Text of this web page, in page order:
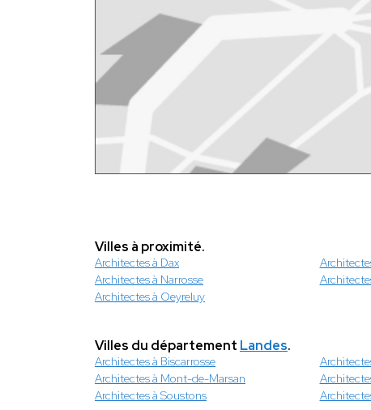
Villes à proximité.
Architectes à Dax
Architectes à Narrosse
Architectes à Oeyreluy
Villes du département Landes.
Architectes à Biscarrosse
Architectes à Mont-de-Marsan
Architectes à Soustons